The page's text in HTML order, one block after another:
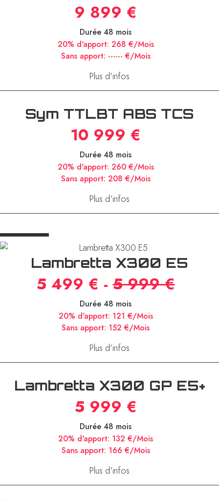
9 899 €
Durée 48 mois
20% d'apport: 268 €/Mois
Sans apport: ------ €/Mois
Plus d'infos
Sym TTLBT ABS TCS
10 999 €
Durée 48 mois
20% d'apport: 260 €/Mois
Sans apport: 208 €/Mois
Plus d'infos
Lambretta X300 E5
5 499 € -5 999 €
Durée 48 mois
20% d'apport:121 €/Mois
Sans apport: 152 €/Mois
Plus d'infos
Lambretta X300 GP E5+
5 999 €
Durée 48 mois
20% d'apport:132 €/Mois
Sans apport:166 €/Mois